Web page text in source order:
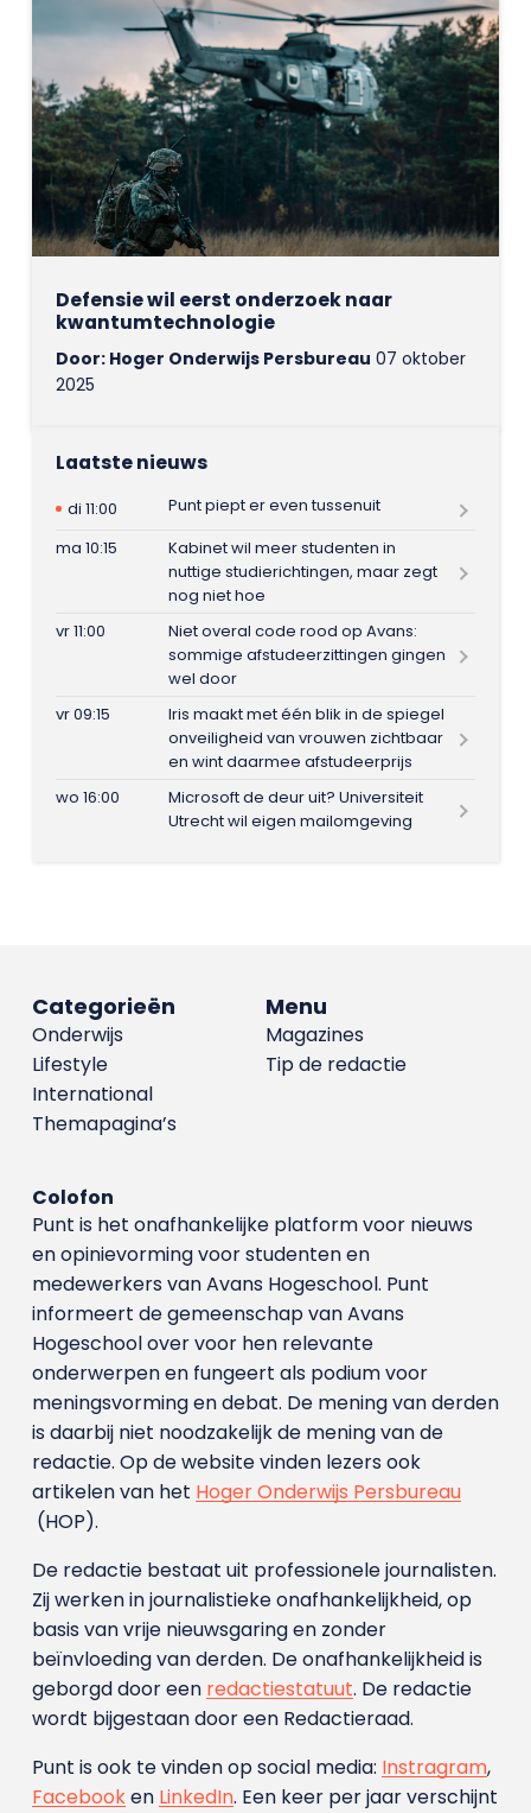
Defensie wil eerst onderzoek naar
kwantumtechnologie
Door: Hoger Onderwijs Persbureau 07 oktober
2025
Laatste nieuws
di 11:00
Punt piept er even tussenuit
ma 10:15
Kabinet wil meer studenten in
nuttige studierichtingen, maar zegt
nog niet hoe
vr 11:00
Niet overal code rood op Avans:
sommige afstudeerzittingen gingen
wel door
vr 09:15
Iris maakt met één blik in de spiegel
onveiligheid van vrouwen zichtbaar
en wint daarmee afstudeerprijs
wo 16:00
Microsoft de deur uit? Universiteit
Utrecht wil eigen mailomgeving
Menu
Magazines
Tip de redactie
Categorieën
Onderwijs
Lifestyle
International
Themapagina’s
Colofon
Punt is het onafhankelijke platform voor nieuws
en opinievorming voor studenten en
medewerkers van Avans Hoge­school. Punt
informeert de gemeenschap van Avans
Hogeschool over voor hen relevante
onderwerpen en fungeert als podium voor
meningsvorming en debat. De mening van derden
is daarbij niet noodzakelijk de mening van de
redactie. Op de website vinden lezers ook
artikelen van het Hoger Onderwijs Persbureau
(HOP).
De redactie bestaat uit professionele journalisten.
Zij werken in journalistieke onafhankelijkheid, op
basis van vrije nieuwsgaring en zonder
beïnvloeding van derden. De onafhankelijkheid is
geborgd door een redactiestatuut. De redactie
wordt bijgestaan door een Redactieraad.
Punt is ook te vinden op social media: Instragram,
Facebooken LinkedIn. Een keer per jaar verschijnt